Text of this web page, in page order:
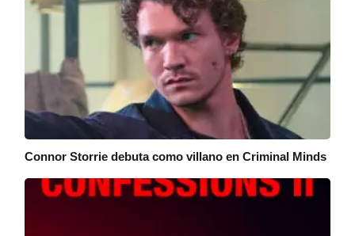
Connor Storrie debuta como villano en Criminal Minds